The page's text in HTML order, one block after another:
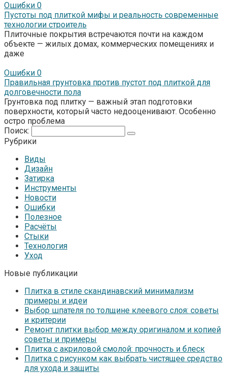
Ошибки 0
Пустоты под плиткой мифы и реальность современные
технологии строитель
Плиточные покрытия встречаются почти на каждом
объекте — жилых домах, коммерческих помещениях и
даже
Ошибки 0
Правильная грунтовка против пустот под плиткой для
долговечности пола
Грунтовка под плитку — важный этап подготовки
поверхности, который часто недооценивают. Особенно
остро проблема
Поиск:
Рубрики
Виды
Дизайн
Затирка
Инструменты
Новости
Ошибки
Полезное
Расчёты
Стыки
Технология
Уход
Новые публикации
Плитка в стиле скандинавский минимализм
примеры и идеи
Выбор шпателя по толщине клеевого слоя: советы
и критерии
Ремонт плитки выбор между оригиналом и копией
советы и примеры
Плитка с акриловой смолой: прочность и блеск
Плитка с рисунком как выбрать чистящее средство
для ухода и защиты